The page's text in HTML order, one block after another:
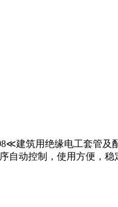
建筑用绝缘电工套管
自动控制，使用方便，稳